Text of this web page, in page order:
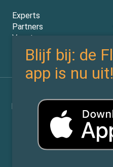
Experts
Partners
Vacatures
Flexnieuws.nl